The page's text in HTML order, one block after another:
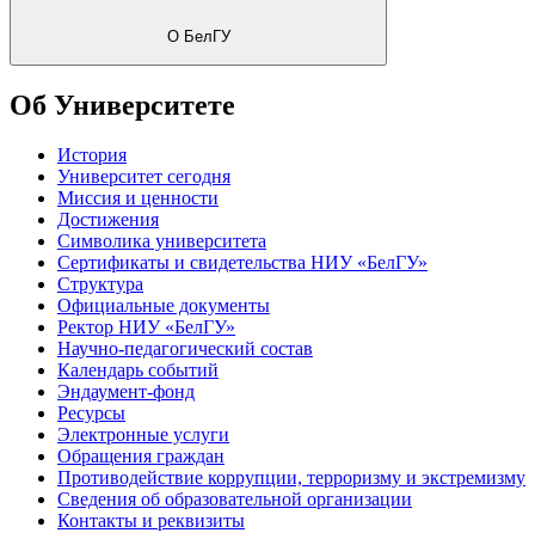
О БелГУ
Об Университете
История
Университет сегодня
Миссия и ценности
Достижения
Символика университета
Сертификаты и свидетельства НИУ «БелГУ»
Структура
Официальные документы
Ректор НИУ «БелГУ»
Научно-педагогический состав
Календарь событий
Эндаумент-фонд
Ресурсы
Электронные услуги
Обращения граждан
Противодействие коррупции, терроризму и экстремизму
Сведения об образовательной организации
Контакты и реквизиты